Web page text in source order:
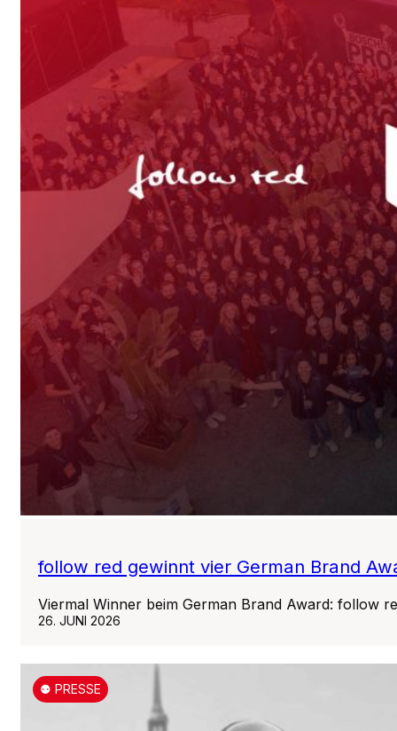
follow red gewinnt vier German Brand
Viermal Winner beim German Brand Award: follow
26. JUNI 2026
⚉ PRESSE